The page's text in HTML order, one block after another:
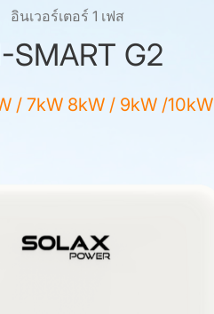
อินเวอร์เตอร์ 1 เฟส
SMART G2
/ 7kW 8kW / 9kW /10kW